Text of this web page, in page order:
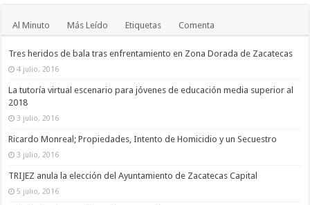
Al Minuto Más Leído Etiquetas Comenta
Tres heridos de bala tras enfrentamiento en Zona Dorada de Zacatecas
4 julio, 2016
La tutoría virtual escenario para jóvenes de educación media superior al
2018
3 julio, 2016
Ricardo Monreal; Propiedades, Intento de Homicidio y un Secuestro
3 julio, 2016
TRIJEZ anula la elección del Ayuntamiento de Zacatecas Capital
5 julio, 2016